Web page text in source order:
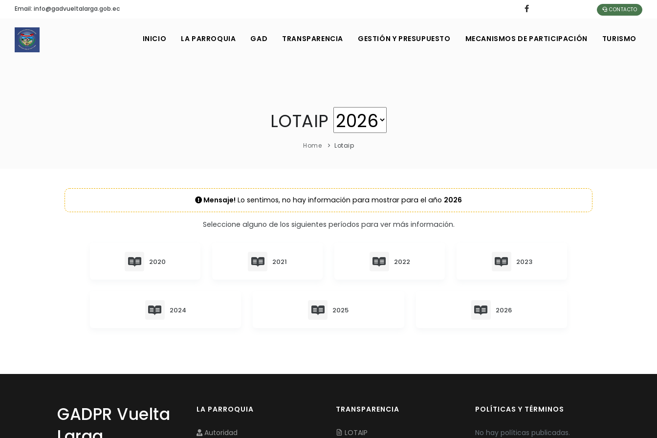
Email: info@gadvueltalarga.gob.ec CONTACTO
INICIO LA PARROQUIA GAD TRANSPARENCIA GESTIÓN Y PRESUPUESTO MECANISMOS DE PARTICIPACIÓN TURISMO
LOTAIP
Home Lotaip
Mensaje! Lo sentimos, no hay información para mostrar para el año 2026
Seleccione alguno de los siguientes períodos para ver más información.
2020 2021 2022 2023
2024 2025 2026
GADPR Vuelta
LA PARROQUIA
Autoridad
TRANSPARENCIA
LOTAIP
POLÍTICAS Y TÉRMINOS
No hay políticas publicadas.